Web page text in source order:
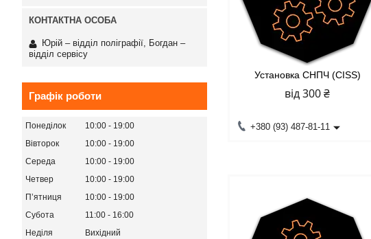
Установка СНПЧ (CISS)
від 300 ₴
+380 (93) 487-81-11
Юрій – відділ поліграфії, Богдан –
відділ сервісу
Графік роботи
Понеділок 10:00
19:00
Вівторок
10:00
19:00
Середа
10:00
19:00
Четвер
10:00
19:00
Пʼятниця
10:00
19:00
Субота
11:00
16:00
Неділя
Вихідний